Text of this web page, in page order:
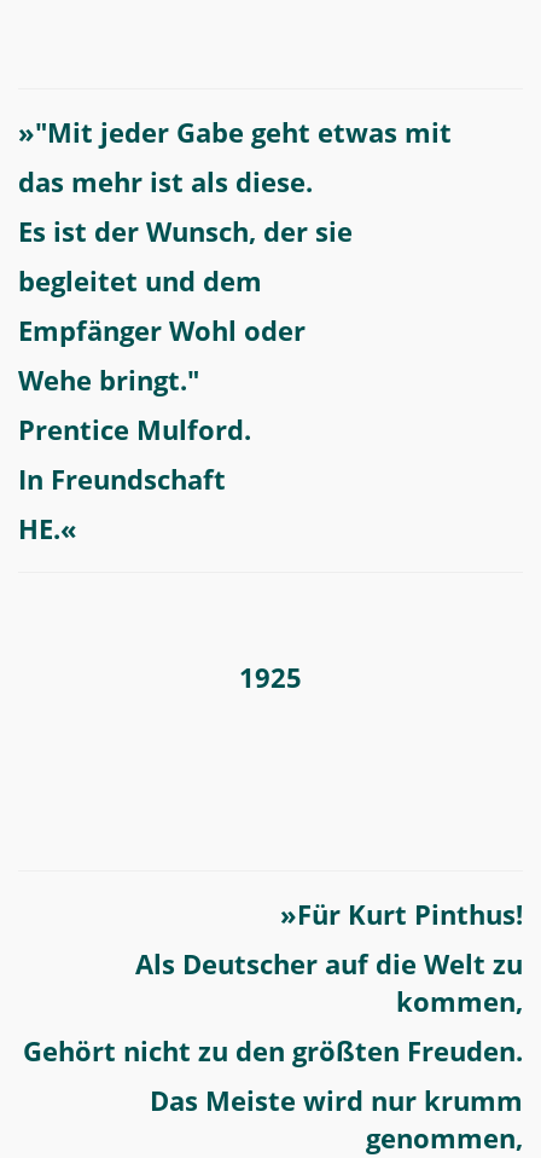
»"Mit jeder Gabe geht etwas mit
das mehr ist als diese.
Es ist der Wunsch, der sie
begleitet und dem
Empfänger Wohl oder
Wehe bringt."
Prentice Mulford.
In Freundschaft
HE.«
1925
»Für Kurt Pinthus!
Als Deutscher auf die Welt zu
kommen,
Gehört nicht zu den größten Freuden.
Das Meiste wird nur krumm
genommen,